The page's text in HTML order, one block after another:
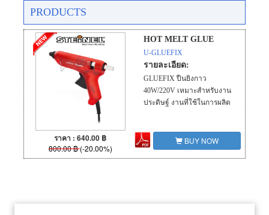
PRODUCTS
HOT MELT GLUE
U-GLUEFIX
รายละเอียด:
GLUEFIX ปืนยิงกาว
40W/220V เหมาะสำหรับงาน
ประดิษฐ์ งานที่ใช้ในการผลิต
ราคา : 640.00 ฿
800.00 ฿(-20.00%)
BUY NOW